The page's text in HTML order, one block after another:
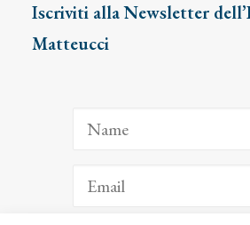
Iscriviti alla Newsletter
Matteucci